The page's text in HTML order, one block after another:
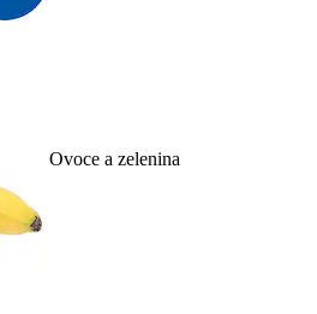
Ovoce a zelenina